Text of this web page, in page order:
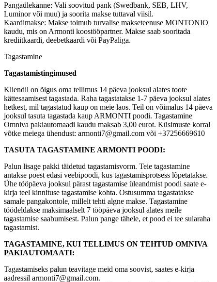
Pangaülekanne: Vali soovitud pank (Swedbank, SEB, LHV,
Luminor või muu) ja soorita makse tuttaval viisil.
Kaardimakse: Makse toimub turvalise makseteenuse MONTONIO
kaudu, mis on Armonti koostööpartner. Makse saab sooritada
krediitkaardi, deebetkaardi või PayPaliga.
Tagastamine
Tagastamistingimused
Kliendil on õigus oma tellimus 14 päeva jooksul alates toote
kättesaamisest tagastada. Raha tagastatakse 1-7 päeva jooksul alates
hetkest, mil tagastatud kaup on meie laos. Teil on võimalus 14 päeva
jooksul tasuta tagastada kaup ARMONTI poodi. Tagastamine
Omniva pakiautomaadi kaudu maksab 3,00 eurot. Küsimuste korral
võtke meiega ühendust: armonti7@gmail.com või +37256669610
TASUTA TAGASTAMINE ARMONTI POODI:
Palun lisage pakki täidetud tagastamisvorm. Teie tagastamine
antakse poest edasi veebipoodi, kus tagastamisprotsess lõpetatakse.
Ühe tööpäeva jooksul pärast tagastamise üleandmist poodi saate e-
kirja teel kinnituse tagastamise kohta. Ostusumma tagastatakse
samale pangakontole, millelt tehti algne makse. Tagastamine
töödeldakse maksimaalselt 7 tööpäeva jooksul alates meile
tagastamise saabumisest. Palun pange tähele, et pood ei tee sularaha
tagastamist.
TAGASTAMINE, KUI TELLIMUS ON TEHTUD OMNIVA
PAKIAUTOMAATI:
Tagastamiseks palun teavitage meid oma soovist, saates e-kirja
aadressil armonti7@gmail.com.